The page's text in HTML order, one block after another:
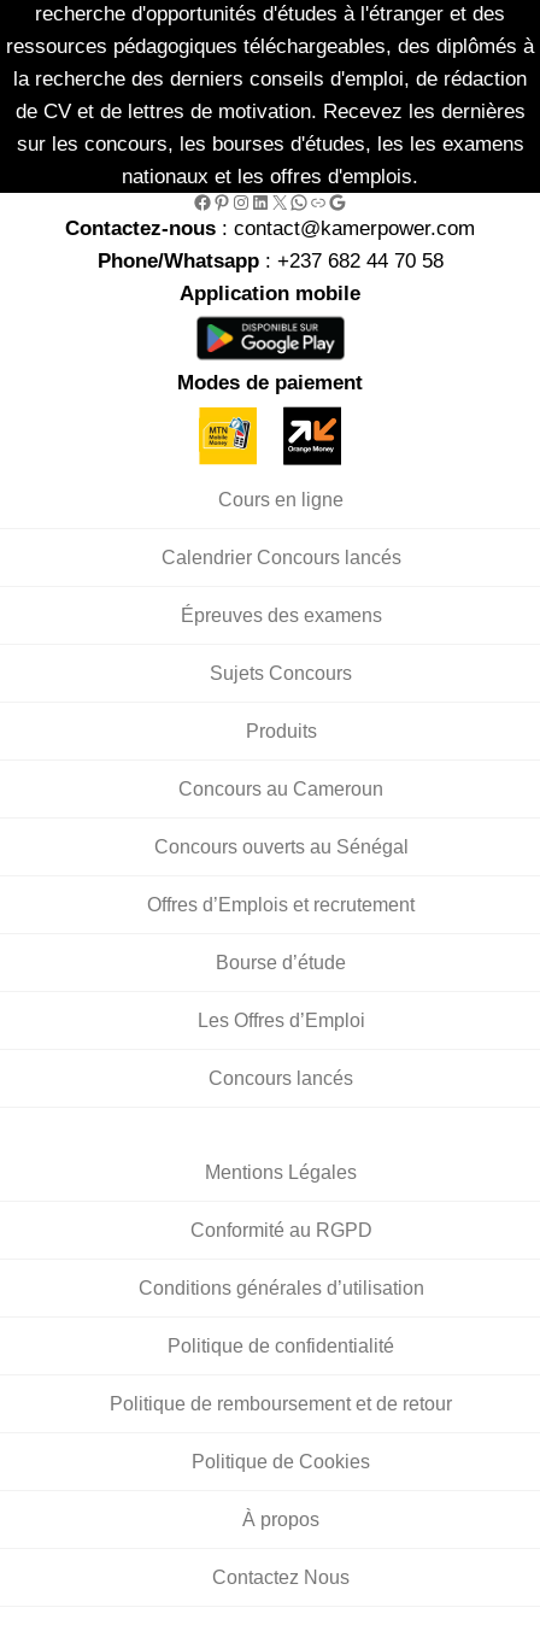
recherche d'opportunités d'études à l'étranger et des
ressources pédagogiques téléchargeables, des diplômés à
la recherche des derniers conseils d'emploi, de rédaction
de CV et de lettres de motivation. Recevez les dernières
sur les concours, les bourses d'études, les les examens
nationaux et les offres d'emplois.
Facebook Pinterest InstagramLinkedIn X WhatsApp Link Google
Contactez-nous : contact@kamerpower.com
Phone/Whatsapp: +237 682 44 70 58
Application mobile
Modes de paiement
Cours en ligne
Calendrier Concours lancés
Épreuves des examens
Sujets Concours
Produits
Concours au Cameroun
Concours ouverts au Sénégal
Offres d’Emplois et recrutement
Bourse d’étude
Les Offres d’Emploi
Concours lancés
Mentions Légales
Conformité au RGPD
Conditions générales d’utilisation
Politique de confidentialité
Politique de remboursement et de retour
Politique de Cookies
À propos
Contactez Nous